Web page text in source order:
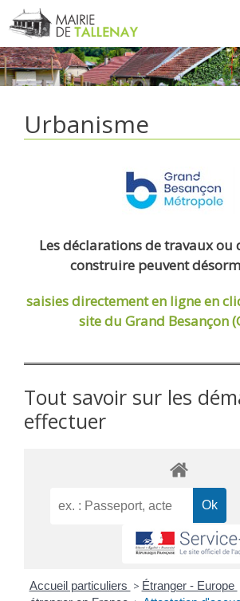
Aller
au
contenu
Urbanisme
Les déclarations de travaux ou
construire peuvent
saisies directement en ligneen
site du Grand Besançon
Tout savoir sur les
effectuer
Accueil particuliers > Étranger - Europe